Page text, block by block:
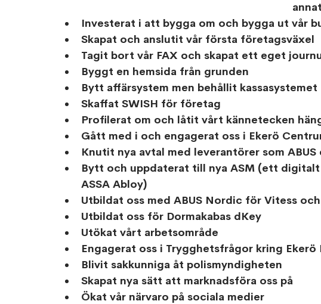
annat
Investerat i att bygga om och bygga ut vår
Skapat och anslutit vår första företagsväxel
Tagit bort vår FAX och skapat ett eget
Byggt en hemsida från grunden
Bytt affärsystem men behållit kassasystemet
Skaffat SWISH för företag
Profilerat om och låtit vårt kännetecken
Gått med i och engagerat oss i Ekerö
Knutit nya avtal med leverantörer som ABUS
Bytt och uppdaterat till nya ASM (ett
ASSA Abloy)
Utbildat oss med ABUS Nordic för Vitess
Utbildat oss för Dormakabas dKey
Utökat vårt arbetsområde
Engagerat oss i Trygghetsfrågor kring Ekerö
Blivit sakkunniga åt polismyndigheten
Skapat nya sätt att marknadsföra oss på
Ökat vår närvaro på sociala medier